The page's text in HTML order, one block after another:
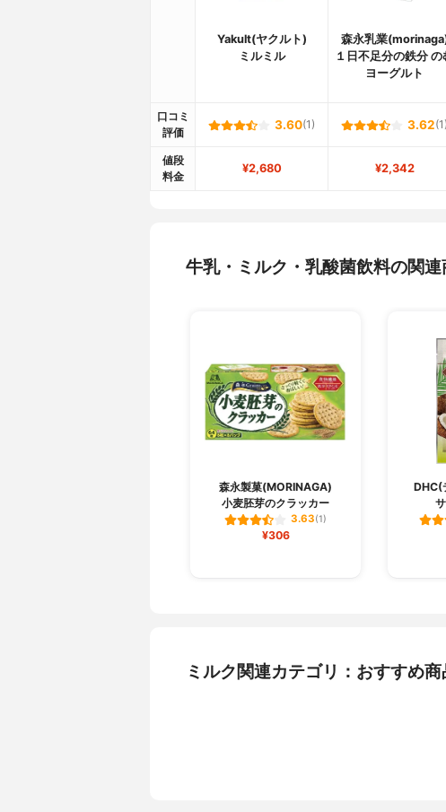
Yakult(ヤクルト)
ミルミル
森永乳業
１日不足分の鉄分 の
ヨーグルト
口コミ
評価
3.60(1) 3.62(1)
値段
料金
¥2,680 ¥2,342
牛乳・ミルク・乳酸菌飲料の関連
森永製菓(MORINAGA)
小麦胚芽のクラッカー
3.63(1)
¥306
DHC(
ミルク関連カテゴリ：おすすめ